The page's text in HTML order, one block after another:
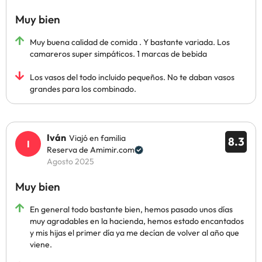
Muy bien
Muy buena calidad de comida . Y bastante variada. Los
camareros super simpáticos. 1 marcas de bebida
Los vasos del todo incluido pequeños. No te daban vasos
grandes para los combinado.
8.3
Iván Viajó en familia
Reserva de Amimir.com
Agosto 2025
Muy bien
En general todo bastante bien, hemos pasado unos días
muy agradables en la hacienda, hemos estado encantados
y mis hijas el primer día ya me decían de volver al año que
viene.